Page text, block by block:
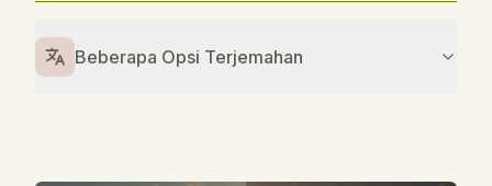
Beberapa Opsi Terjemahan